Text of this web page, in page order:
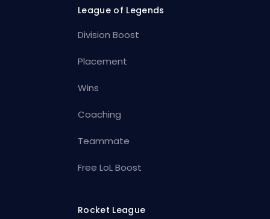
League of Legends
Division Boost
Placement
Wins
Coaching
Teammate
Free LoL Boost
Rocket League